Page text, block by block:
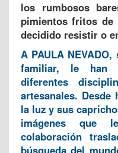
los rumbosos
pimientos fritos de
decidido resistir o
A PAULA
familiar, le han
diferentes
artesanales.
la luz y sus
imágenes que
colaboración
búsqueda del